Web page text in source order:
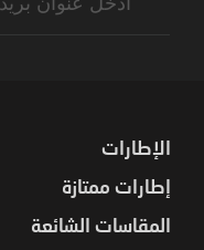
الإطارات
إطارات ممتازة
المقاسات الشائعة